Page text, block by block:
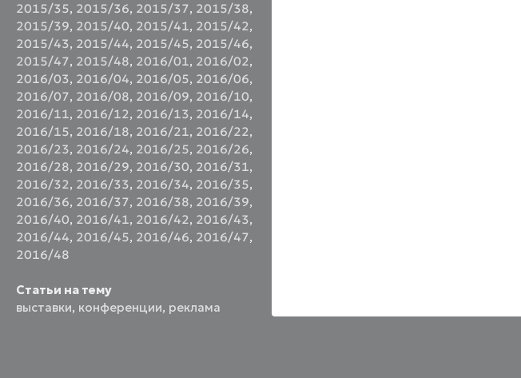
2015/35, 2015/36, 2015/37, 2015/38,
2015/39, 2015/40, 2015/41, 2015/42,
2015/43, 2015/44, 2015/45, 2015/46,
2015/47, 2015/48, 2016/01, 2016/02,
2016/03, 2016/04, 2016/05, 2016/06,
2016/07, 2016/08, 2016/09, 2016/10,
2016/11, 2016/12, 2016/13, 2016/14,
2016/15, 2016/18, 2016/21, 2016/22,
2016/23, 2016/24, 2016/25, 2016/26,
2016/28, 2016/29, 2016/30, 2016/31,
2016/32, 2016/33, 2016/34, 2016/35,
2016/36, 2016/37, 2016/38, 2016/39,
2016/40, 2016/41, 2016/42, 2016/43,
2016/44, 2016/45, 2016/46, 2016/47,
2016/48
Статьи на тему
выставки, конференции, реклама